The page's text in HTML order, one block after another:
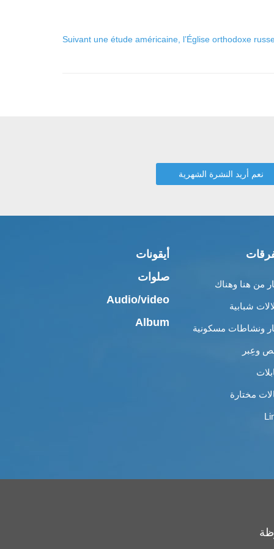
Suivant une étude américaine, l’Église orthodoxe
من هنا وهناك
شبابية
ونشاطات مسكونية
وعِبر
مختارة
أيقونات
صلوات
Audio/video
Album